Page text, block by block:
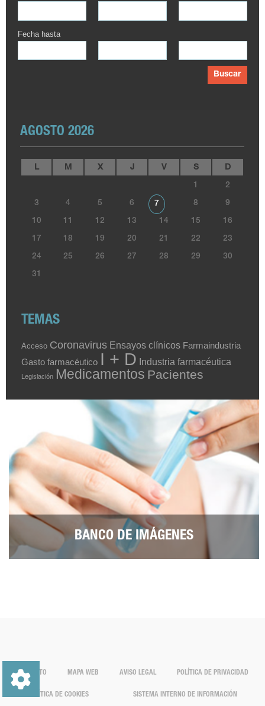
Fecha hasta
Buscar
AGOSTO 2026
L M X J V S D
1 2
3 4 5 6 7 8 9
10 11 12 13 14 15 16
17 18 19 20 21 22 23
24 25 26 27 28 29 30
31
TEMAS
Acceso Coronavirus Ensayos clínicos Farmaindustria
Gasto farmacéutico I + D Industria farmacéutica
Legislación Medicamentos Pacientes
BANCO DE IMÁGENES
CONTACTO MAPA WEB AVISO LEGAL POLÍTICA DE PRIVACIDAD
POLÍTICA DE COOKIES SISTEMA INTERNO DE INFORMACIÓN